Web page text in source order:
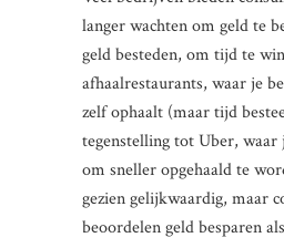
langer wachten om geld te
geld besteden, om tijd te
afhaalrestaurants, waar je
zelf ophaalt (maar tijd
tegenstelling tot Uber,
om sneller opgehaald te
gezien gelijkwaardig, maar
beoordelen geld besparen